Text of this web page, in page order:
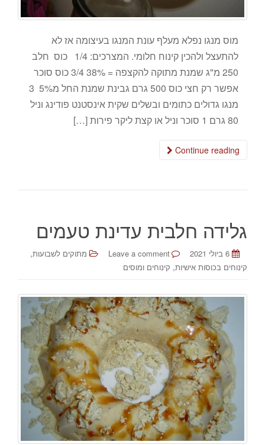
מוס מנגו נפלא מעלף עונת המנגו בעיצומה אז לא
להתעצל ולהכין קינוח חלומי. המצרכים: 1/4 כוס חלב
250 מ"ג שמנת מתוקה להקצפה = 38% 3/4 כוס סוכר
אפשר רק חצי כוס 500 גרם גבינת שמנת החל מ5% 3
מנגו גדולים כתומים ובשלים שקית אינסטנט פודינג וניל
80 גרם 1 סוכר וניל או קצת ליקר פירות […]
Continue reading
גלידה חלבית עדינת טעמים
6 ביולי 2021 Leave a comment מתוקים לשבועות,
קינוחים בכוסות אישיות, קינוחים ומוסים